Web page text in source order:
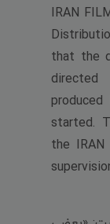
IRAN
that the
started.
the